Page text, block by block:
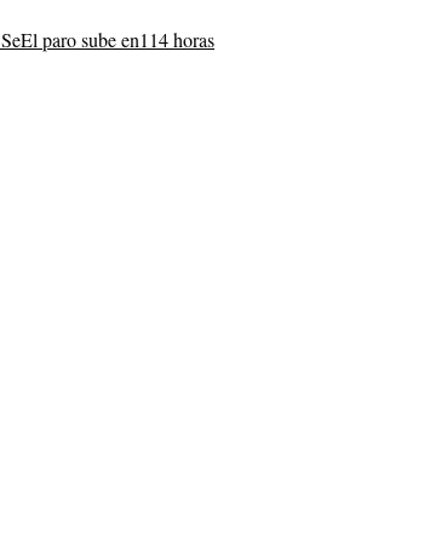
El paro sube en114 horas